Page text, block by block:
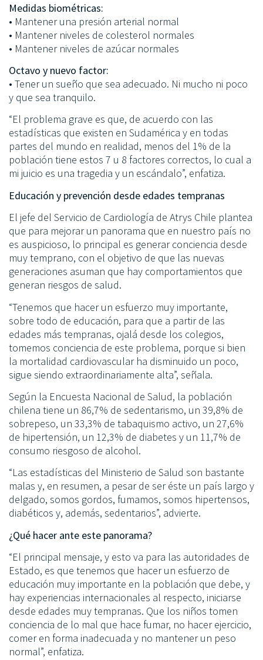
Medidas biométricas:
• Mantener una presión arterial normal
• Mantener niveles de colesterol normales
• Mantener niveles de azúcar normales
Octavo y nuevo factor:
• Tener un sueño que sea adecuado. Ni mucho ni poco
y que sea tranquilo.
“El problema grave es que, de acuerdo con las
estadísticas que existen en Sudamérica y en todas
partes del mundo en realidad, menos del 1% de la
población tiene estos 7 u 8 factores correctos, lo cual a
mi juicio es una tragedia y un escándalo”, enfatiza.
Educación y prevención desde edades tempranas
El jefe del Servicio de Cardiología de Atrys Chile plantea
que para mejorar un panorama que en nuestro país no
es auspicioso, lo principal es generar conciencia desde
muy temprano, con el objetivo de que las nuevas
generaciones asuman que hay comportamientos que
generan riesgos de salud.
“Tenemos que hacer un esfuerzo muy importante,
sobre todo de educación, para que a partir de las
edades más tempranas, ojalá desde los colegios,
tomemos conciencia de este problema, porque si bien
la mortalidad cardiovascular ha disminuido un poco,
sigue siendo extraordinariamente alta”, señala.
Según la Encuesta Nacional de Salud, la población
chilena tiene un 86,7% de sedentarismo, un 39,8% de
sobrepeso, un 33,3% de tabaquismo activo, un 27,6%
de hipertensión, un 12,3% de diabetes y un 11,7% de
consumo riesgoso de alcohol.
“Las estadísticas del Ministerio de Salud son bastante
malas y, en resumen, a pesar de ser éste un país largo y
delgado, somos gordos, fumamos, somos hipertensos,
diabéticos y, además, sedentarios”, advierte.
¿Qué hacer ante este panorama?
“El principal mensaje, y esto va para las autoridades de
Estado, es que tenemos que hacer un esfuerzo de
educación muy importante en la población que debe, y
hay experiencias internacionales al respecto, iniciarse
desde edades muy tempranas. Que los niños tomen
conciencia de lo mal que hace fumar, no hacer ejercicio,
comer en forma inadecuada y no mantener un peso
normal”, enfatiza.